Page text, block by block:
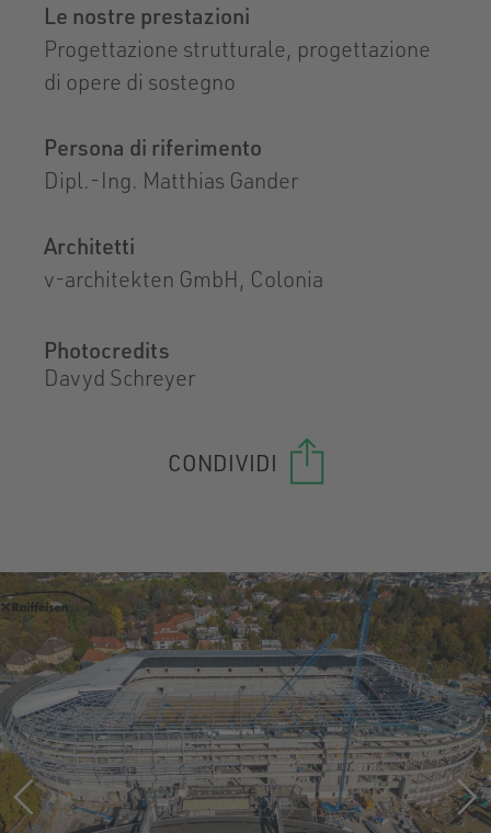
Le nostre prestazioni
Progettazione strutturale, progettazione
di opere di sostegno
Persona di riferimento
Dipl.-Ing. Matthias Gander
Architetti
v-architekten GmbH, Colonia
Photocredits
Davyd Schreyer
CONDIVIDI